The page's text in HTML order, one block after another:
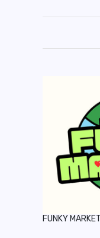
FUNKY MARKET